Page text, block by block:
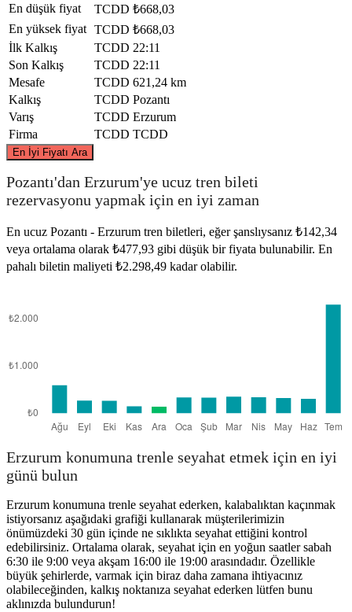
En düşük fiyat
TCDD ₺668,03
En yüksek fiyat TCDD ₺668,03
İlk Kalkış
TCDD 22:11
Son Kalkış
TCDD 22:11
Mesafe
TCDD 621,24 km
Kalkış
TCDD Pozantı
Varış
TCDD Erzurum
Firma
TCDD TCDD
En İyi Fiyatı Ara
Pozanti
Pozantı'dan Erzurum'ye ucuz tren bileti
rezervasyonu yapmak için en iyi zaman
En ucuz Pozantı - Erzurum tren biletleri, eğer şanslıysanız ₺142,34
veya ortalama olarak ₺477,93 gibi düşük bir fiyata bulunabilir. En
pahalı biletin maliyeti ₺2.298,49 kadar olabilir.
Erzurum konumuna trenle seyahat etmek için en iyi
günü bulun
Erzurum konumuna trenle seyahat ederken, kalabalıktan kaçınmak
istiyorsanız aşağıdaki grafiği kullanarak müşterilerimizin
önümüzdeki 30 gün içinde ne sıklıkta seyahat ettiğini kontrol
edebilirsiniz. Ortalama olarak, seyahat için en yoğun saatler sabah
6:30 ile 9:00 veya akşam 16:00 ile 19:00 arasındadır. Özellikle
büyük şehirlerde, varmak için biraz daha zamana ihtiyacınız
olabileceğinden, kalkış noktanıza seyahat ederken lütfen bunu
aklınızda bulundurun!